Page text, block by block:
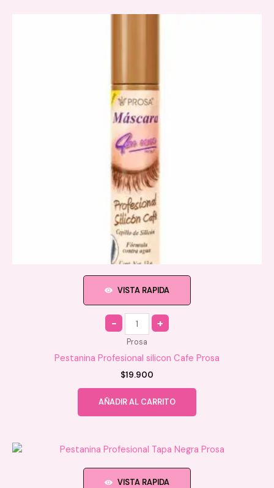
VISTA RAPIDA
Quantity
Prosa
Pestanina Profesional silicon Cafe Prosa
$19.900
AÑADIR AL CARRITO
VISTA RAPIDA